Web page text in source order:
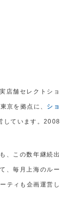
店舗セレクトショ
京を拠点に、 ショ
しています。2008
、この数年継続出
、毎月上海のルー
ティも企画運営し